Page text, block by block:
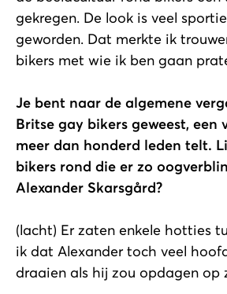
gekregen. De look is veel
geworden. Dat merkte ik
bikers met wie ik ben gaan
Je bent naar de algemene
Britse gay bikers geweest, een
meer dan honderd leden telt.
bikers rond die er zo
Alexander Skarsgård?
(lacht) Er zaten enkele hotties
ik dat Alexander toch veel
draaien als hij zou opdagen op